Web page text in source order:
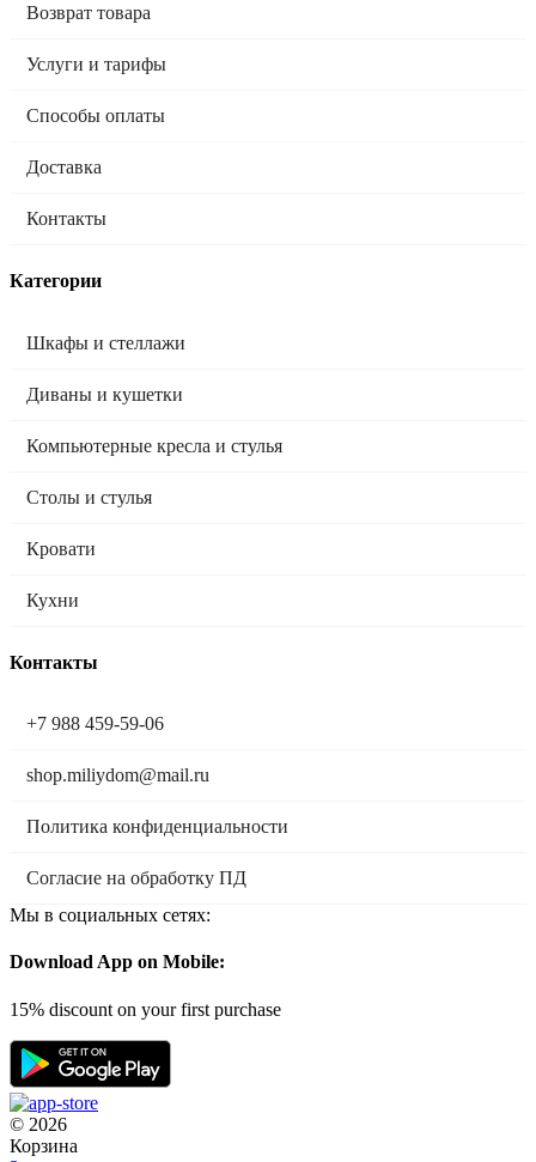
Возврат товара
Услуги и тарифы
Способы оплаты
Доставка
Контакты
Категории
Шкафы и стеллажи
Диваны и кушетки
Компьютерные кресла и стулья
Столы и стулья
Кровати
Кухни
Контакты
+7 988 459-59-06
shop.miliydom@mail.ru
Политика конфиденциальности
Согласие на обработку ПД
Мы в социальных сетях:
Download App on Mobile:
15% discount on your first purchase
© 2026
Корзина